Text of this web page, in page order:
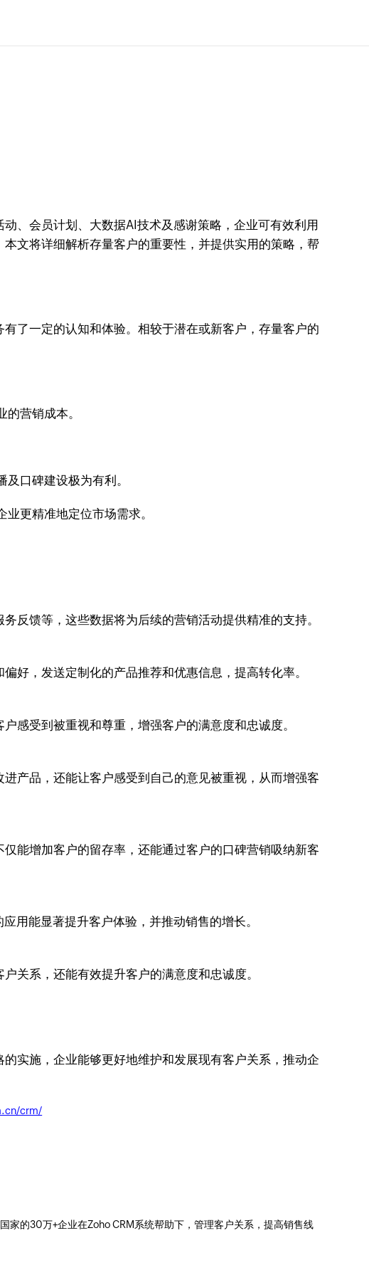
、会员计划、大数据AI技术及感谢策略，企业可有效利用
文将详细解析存量客户的重要性，并提供实用的策略，帮
了一定的认知和体验。相较于潜在或新客户，存量客户的
营销成本。
口碑建设极为有利。
更精准地定位市场需求。
反馈等，这些数据将为后续的营销活动提供精准的支持。
好，发送定制化的产品推荐和优惠信息，提高转化率。
感受到被重视和尊重，增强客户的满意度和忠诚度。
产品，还能让客户感受到自己的意见被重视，从而增强客
能增加客户的留存率，还能通过客户的口碑营销吸纳新客
用能显著提升客户体验，并推动销售的增长。
关系，还能有效提升客户的满意度和忠诚度。
实施，企业能够更好地维护和发展现有客户关系，推动企
crm/
家的30万+企业在Zoho CRM系统帮助下，管理客户关系，提高销售线